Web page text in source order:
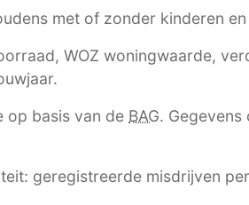
met of zonder kinderen
WOZ woningwaarde,
op basis van de BAG.
geregistreerde misdrijven